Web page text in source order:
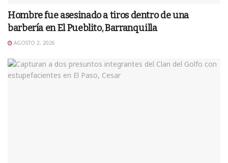
Hombre fue asesinado a tiros dentro de una
barbería en El Pueblito, Barranquilla
AGOSTO 2, 2026